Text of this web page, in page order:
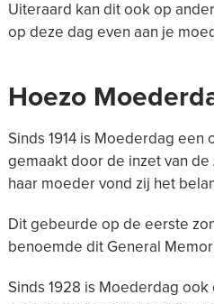
Uiteraard kan dit ook op
op deze dag even aan je
Hoezo
Sinds 1914 is Moederdag
gemaakt door de inzet van
haar moeder vond zij het
Dit gebeurde op de eerste
benoemde dit General
Sinds 1928 is Moederdag